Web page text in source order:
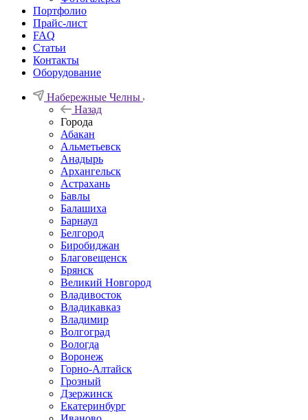
Портфолио
Прайс-лист
FAQ
Статьи
Контакты
Оборудование
Набережные Челны
Назад
Города
Абакан
Альметьевск
Анадырь
Архангельск
Астрахань
Бавлы
Балашиха
Барнаул
Белгород
Биробиджан
Благовещенск
Брянск
Великий Новгород
Владивосток
Владикавказ
Владимир
Волгоград
Вологда
Воронеж
Горно-Алтайск
Грозный
Дзержинск
Екатеринбург